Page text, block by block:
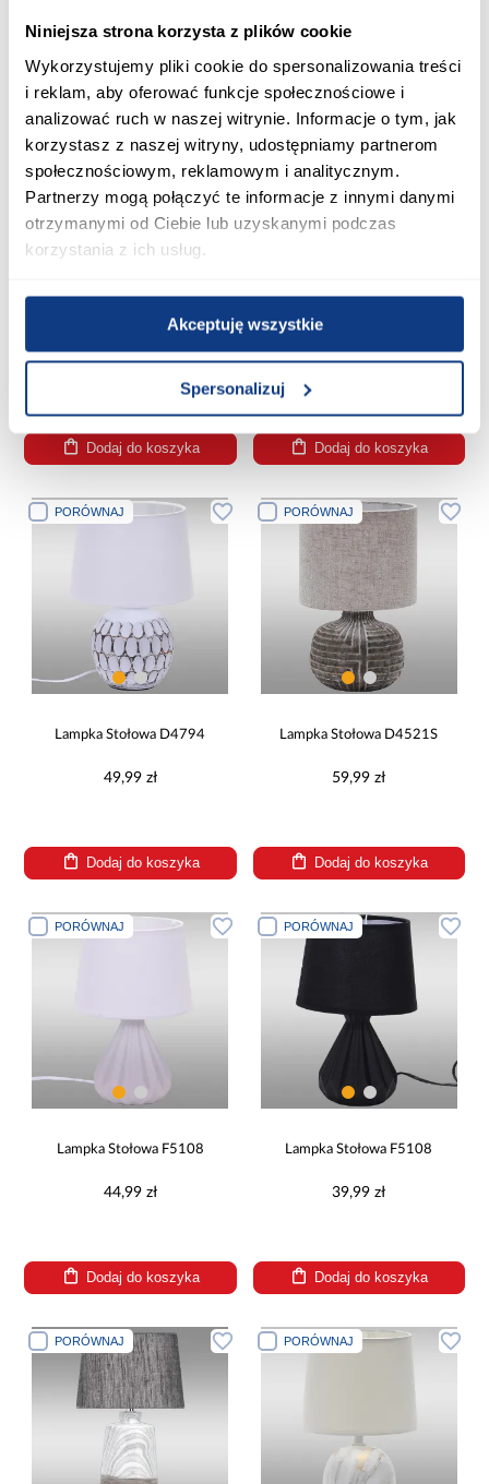
Niniejsza strona korzysta z plików cookie
Wykorzystujemy pliki cookie do spersonalizowania treści
i reklam, aby oferować funkcje społecznościowe i
analizować ruch w naszej witrynie. Informacje o tym, jak
korzystasz z naszej witryny, udostępniamy partnerom
społecznościowym, reklamowym i analitycznym.
Partnerzy mogą połączyć te informacje z innymi danymi
otrzymanymi od Ciebie lub uzyskanymi podczas
korzystania z ich usług.
Akceptuję wszystkie
Spersonalizuj
Dodaj do koszyka Dodaj do koszyka
PORÓWNAJ
Lampka Stołowa D4208L
74,99 zł
Dodaj do koszyka
PORÓWNAJ
Lampka Stołowa D9001
69,99 zł
Dodaj do koszyka
PORÓWNAJ
Lampka Stołowa D4794
49,99 zł
Dodaj do koszyka
PORÓWNAJ
Lampka Stołowa D4521S
59,99 zł
Dodaj do koszyka
PORÓWNAJ
Lampka Stołowa F5108
44,99 zł
Dodaj do koszyka
PORÓWNAJ
Lampka Stołowa F5108
39,99 zł
Dodaj do koszyka
PORÓWNAJ PORÓWNAJ